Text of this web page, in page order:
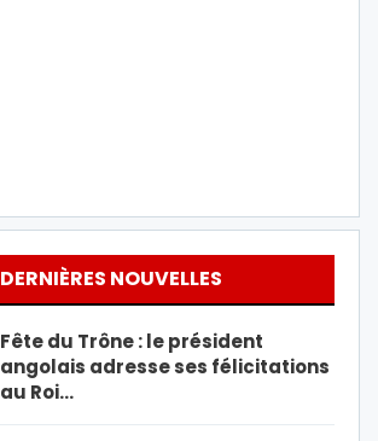
DERNIÈRES NOUVELLES
Fête du Trône : le président
angolais adresse ses félicitations
au Roi…